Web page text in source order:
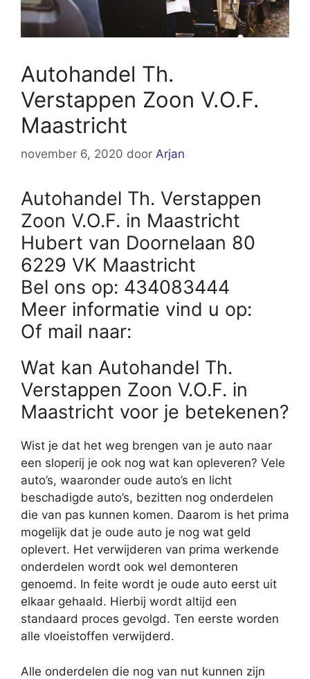
Autohandel Th.
Verstappen Zoon V.O.F.
Maastricht
november 6, 2020 door Arjan
Autohandel Th. Verstappen
Zoon V.O.F. in Maastricht
Hubert van Doornelaan 80
6229 VK Maastricht
Bel ons op: 434083444
Meer informatie vind u op:
Of mail naar:
Wat kan Autohandel Th.
Verstappen Zoon V.O.F. in
Maastricht voor je betekenen?
Wist je dat het weg brengen van je auto naar
een sloperij je ook nog wat kan opleveren? Vele
auto’s, waaronder oude auto’s en licht
beschadigde auto’s, bezitten nog onderdelen
die van pas kunnen komen. Daarom is het prima
mogelijk dat je oude auto je nog wat geld
oplevert. Het verwijderen van prima werkende
onderdelen wordt ook wel demonteren
genoemd. In feite wordt je oude auto eerst uit
elkaar gehaald. Hierbij wordt altijd een
standaard proces gevolgd. Ten eerste worden
alle vloeistoffen verwijderd.
Alle onderdelen die nog van nut kunnen zijn